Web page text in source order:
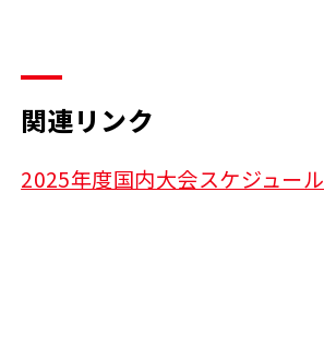
関連リンク
2025年度国内大会スケジュール